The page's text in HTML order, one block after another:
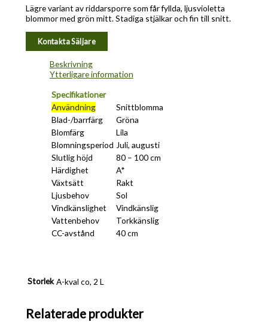
Lägre variant av riddarsporre som får fyllda, ljusvioletta
blommor med grön mitt. Stadiga stjälkar och fin till snitt.
Kontakta Säljare
Beskrivning
Ytterligare information
Specifikationer
Användning
Snittblomma
Blad-/barrfärg
Gröna
Blomfärg
Lila
Blomningsperiod Juli, augusti
Slutlig höjd
80 – 100 cm
Härdighet
A*
Växtsätt
Rakt
Ljusbehov
Sol
Vindkänslighet
Vindkänslig
Vattenbehov
Torkkänslig
CC-avstånd
40 cm
Storlek A-kval co, 2 L
Relaterade produkter